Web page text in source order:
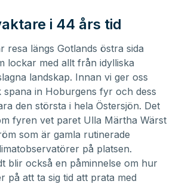
i 44 års tid
resa längs Gotlands östra sida
lockar med allt från idylliska
landskap. Innan vi ger oss
spana in Hoburgens fyr och dess
den största i hela Östersjön. Det
fyren vet paret Ulla Märtha Wärst
som är gamla rutinerade
på platsen.
blir också en påminnelse om hur
på att ta sig tid att prata med